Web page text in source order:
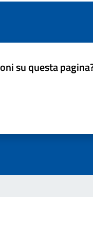
su questa